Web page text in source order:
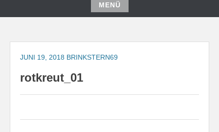
MENÜ
Zum
springen
JUNI 19, 2018 BRINKSTERN69
rotkreut_01